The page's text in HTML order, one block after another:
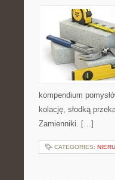
kompendium
kolację, słodką
Zamienniki. […]
CATEGORIES: